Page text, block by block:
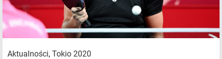
Aktualności, Tokio 2020